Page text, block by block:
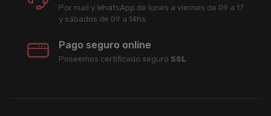
Por mail y WhatsApp de lunes a viernes de 09 a 17
y sábados de 09 a 14hs.
Pago seguro online
Poseemos certificado seguro SSL